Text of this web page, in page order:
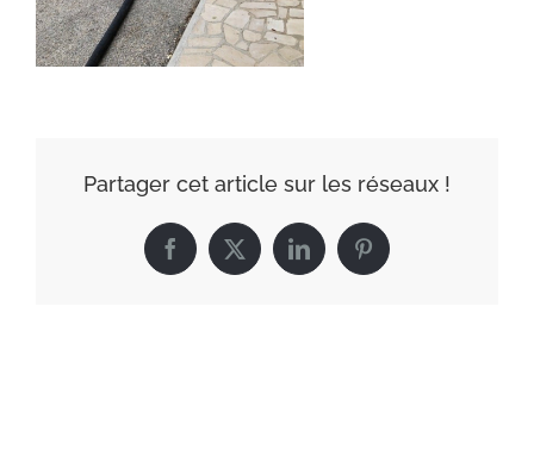
Partager cet article sur les réseaux !
Facebook
X LinkedInPinterest